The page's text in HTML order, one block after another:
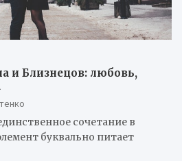
и Близнецов: любовь,
сочетание в
буквально питает